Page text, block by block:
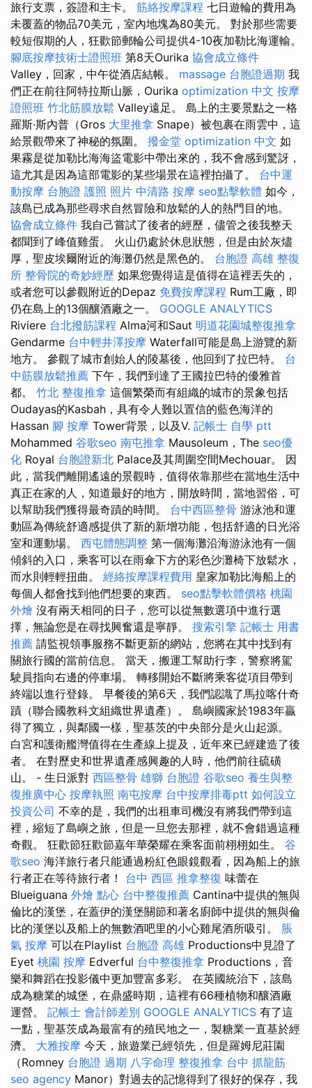
旅行支票，簽證和主卡。 筋絡按摩課程 七日遊輪的費用為
未覆蓋的物品70美元，室內地塊為80美元。 對於那些需要
較短假期的人，狂歡節郵輪​​公司提供4-10夜加勒比海運輸。
腳底按摩技術士證照班 第8天Ourika 協會成立條件
Valley，回家，中午從酒店結帳。 massage 台胞證過期 我
們正在前往阿特拉斯山脈，Ourika optimization 中文 按摩
證照班 竹北筋膜放鬆 Valley遠足。 島上的主要景點之一格
羅斯·斯內普（Gros 大里推拿 Snape）被包裹在雨雲中，這
給景觀帶來了神秘的氛圍。 撥金堂 optimization 中文 如
果霧是從加勒比海海盜電影中帶出來的，我不會感到驚訝，
這尤其是因為這部電影的某些場景在這裡拍攝了。 台中運
動按摩 台胞證 護照 照片 中清路 按摩 seo點擊軟體 如今，
該島已成為那些尋求自然冒險和放鬆的人的熱門目的地。
協會成立條件 我自己嘗試了後者的經歷，儘管之後我整天
都聞到了峰值雞蛋。 火山仍處於休息狀態，但是由於灰燼
厚，聖皮埃爾附近的海灘仍然是黑色的。 台胞證 高雄 整復
所 整骨院的奇妙經歷 如果您覺得這是值得在這裡丟失的，
或者您可以參觀附近的Depaz 免費按摩課程 Rum工廠，即
仍在島上的13個釀酒廠之一。 GOOGLE ANALYTICS
Riviere 台北撥筋課程 Alma河和Saut 明道花園城整復推拿
Gendarme 台中輕井澤按摩 Waterfall可能是島上游覽的新
地方。 參觀了城市創始人的陵墓後，他回到了拉巴特。 台
中筋膜放鬆推薦 下午，我們到達了王國拉巴特的優雅首
都。 竹北 整復推拿 這個繁榮而有組織的城市的景象包括
Oudayas的Kasbah，具有令人難以置信的藍色海洋的
Hassan 腳 按摩 Tower背景，以及V. 記帳士 自學 ptt
Mohammed 谷歌seo 南屯推拿 Mausoleum，The seo優
化 Royal 台胞證新北 Palace及其周圍空間Mechouar。 因
此，當我們離開遙遠的景觀時，值得依靠那些在當地生活中
真正在家的人，知道最好的地方，開放時間，當地習俗，可
以幫助我們獲得最奇蹟的時間。 台中西區整骨 游泳池和運
動區為傳統舒適感提供了新的新增功能，包括舒適的日光浴
室和運動場。 西屯體態調整 第一個海灘沿海游泳池有一個
傾斜的入口，乘客可以在雨傘下方的彩色沙灘椅下放鬆水，
而水則輕輕扭曲。 經絡按摩課程費用 皇家加勒比海船上的
每個人都會找到他們想要的東西。 seo點擊軟體價格 桃園
外燴 沒有兩天相同的日子，您可以從無數選項中進行選
擇，無論您是在尋找興奮還是寧靜。 搜索引擎 記帳士 用書
推薦 請監視領事服務不斷更新的網站，您將在其中找到有
關旅行國的當前信息。 當天，搬運工幫助行李，警察將駕
駛員指向右邊的停車場。 轉移開始不斷將乘客從項目帶到
終端以進行登錄。 早餐後的第6天，我們認識了馬拉喀什奇
蹟（聯合國教科文組織世界遺產）。 島嶼國家於1983年贏
得了獨立，與鄰國一樣，聖基茨的中央部分是火山起源。
白宮和護衛艦灣值得在生產線上提及，近年來已經建造了後
者。 在對歷史和世界遺產感興趣的人時，他們前往硫磺
山。 - 生日派對 西區整骨 雄獅 台胞證 谷歌seo 養生與整
復推廣中心 按摩執照 南屯按摩 台中按摩排毒ptt 如何設立
投資公司 不幸的是，我們的出租車司機沒有將我們帶到這
裡，縮短了島嶼之旅，但是一旦您去那裡，就不會錯過這種
奇觀。 狂歡節狂歡節嘉年華榮耀在乘客面前栩栩如生。 谷
歌seo 海洋旅行者只能通過粉紅色眼鏡觀看，因為船上的旅
行者正在等待旅行者！ 台中 西區 推拿整復 味蕾在
Blueiguana 外燴 點心 台中整復推薦 Cantina中提供的無與
倫比的漢堡，在蓋伊的漢堡關節和著名廚師中提供的無與倫
比的漢堡以及船上的無數酒吧里的小心雞尾酒所吸引。 脹
氣 按摩 可以在Playlist 台胞證 高雄 Productions中見證了
Eyet 桃園 按摩 Edverful 台中整復推拿 Productions，音
樂和舞蹈在投影儀中更加豐富多彩。 在英國統治下，該島
成為糖業的城堡，在鼎盛時期，這裡有66種植物和釀酒廠
運營。 記帳士 會計師差別 GOOGLE ANALYTICS 有了這
一點，聖基茨成為最富有的殖民地之一，製糖業一直基於經
濟。 大雅按摩 今天，旅遊業已經領先，但是羅姆尼莊園
（Romney 台胞證 過期 八字命理 整復推拿 台中 抓龍筋
seo agency Manor）對過去的記憶得到了很好的保存，我